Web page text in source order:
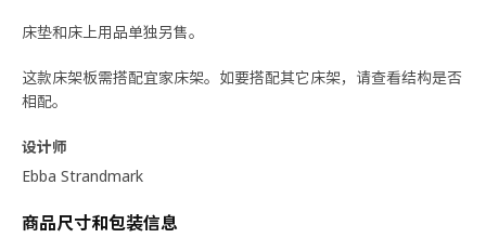
床垫和床上用品单独另售。
这款床架板需搭配宜家床架。如要搭配其它床架，请查看结构是否
相配。
设计师
Ebba Strandmark
商品尺寸和包装信息